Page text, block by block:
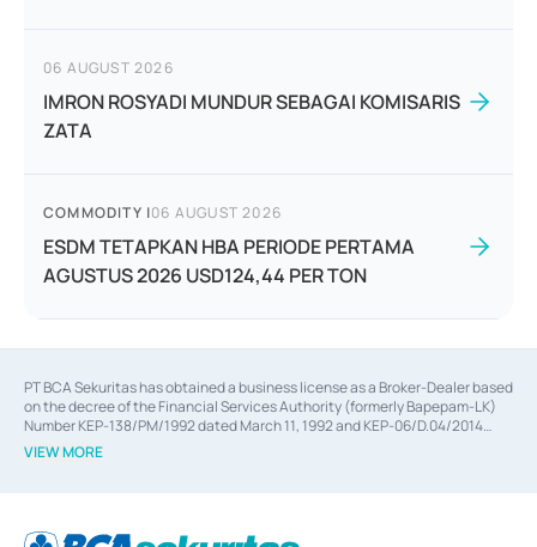
06 AUGUST 2026
IMRON ROSYADI MUNDUR SEBAGAI KOMISARIS
ZATA
COMMODITY |06 AUGUST 2026
ESDM TETAPKAN HBA PERIODE PERTAMA
AGUSTUS 2026 USD124,44 PER TON
PT BCA Sekuritas has obtained a business license as a Broker-Dealer based
on the decree of the Financial Services Authority (formerly Bapepam-LK)
Number KEP-138/PM/1992 dated March 11, 1992 and KEP-06/D.04/2014
dated February 28, 2014, a business license as an Underwriter based on the
decree of the Financial Services Authority Number KEP-12/PM/PEE/1997
Financial Services Authority Number S-67/PM.21/2014 dated February 28,
VIEW MORE